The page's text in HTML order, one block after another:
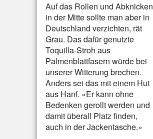
Auf das Rollen und Abknicken
in der Mitte sollte man aber in
Deutschland verzichten, rät
Grau. Das dafür genutzte
Toquilla-Stroh aus
Palmenblattfasern würde bei
unserer Witterung brechen.
Anders sei das mit einem Hut
aus Hanf. «Er kann ohne
Bedenken gerollt werden und
damit überall Platz finden,
auch in der Jackentasche.»